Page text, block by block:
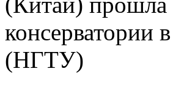
консерватории
(НГТУ)